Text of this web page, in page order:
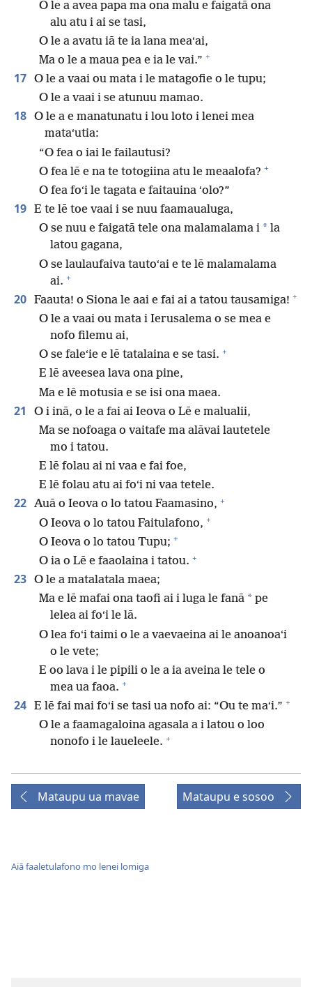
O le a avea papa ma ona malu e faigatā ona
alu atu i ai se tasi,
O le a avatu iā te ia lana meaʻai,
Ma o le a maua pea e ia le vai.” +
17 O le a vaai ou mata i le matagofie o le tupu;
O le a vaai i se atunuu mamao.
18 O le a e manatunatu i lou loto i lenei mea
mataʻutia:
“O fea o iai le failautusi?
O fea lē e na te totogiina atu le meaalofa? +
O fea foʻi le tagata e faitauina ʻolo?”
19 E te lē toe vaai i se nuu faamaualuga,
O se nuu e faigatā tele ona malamalama i * la
latou gagana,
O se laulaufaiva tautoʻai e te lē malamalama
ai. +
20 Faauta! o Siona le aai e fai ai a tatou tausamiga! +
O le a vaai ou mata i Ierusalema o se mea e
nofo filemu ai,
O se faleʻie e lē tatalaina e se tasi. +
E lē aveesea lava ona pine,
Ma e lē motusia e se isi ona maea.
21
O i inā, o le a fai ai Ieova o Lē e malualii,
Ma se nofoaga o vaitafe ma alāvai lautetele
mo i tatou.
E lē folau ai ni vaa e fai foe,
E lē folau atu ai foʻi ni vaa tetele.
22 Auā o Ieova o lo tatou Faamasino, +
O Ieova o lo tatou Faitulafono, +
O Ieova o lo tatou Tupu; +
O ia o Lē e faaolaina i tatou. +
23 O le a matalatala maea;
Ma e lē mafai ona taofi ai i luga le fanā * pe
lelea ai foʻi le lā.
O lea foʻi taimi o le a vaevaeina ai le anoanoaʻi
o le vete;
E oo lava i le pipili o le a ia aveina le tele o
mea ua faoa. +
24 E lē fai mai foʻi se tasi ua nofo ai: “Ou te maʻi.” +
O le a faamagaloina agasala a i latou o loo
nonofo i le laueleele. +
Mataupu ua mavae Mataupu e sosoo
Aiā faaletulafono mo lenei lomiga